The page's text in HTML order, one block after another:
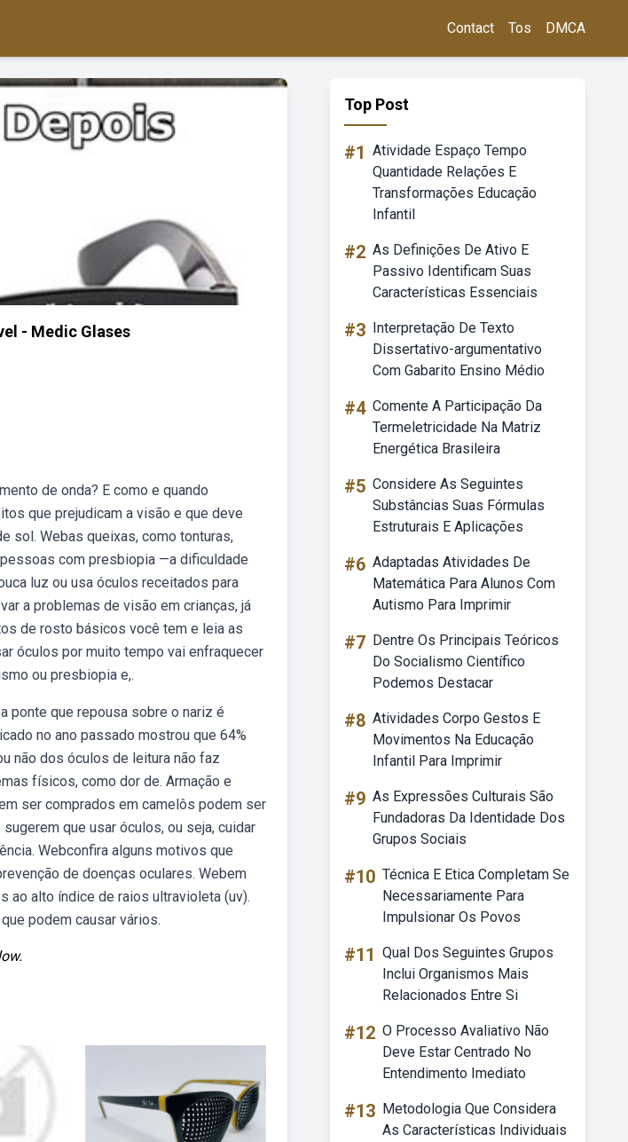
Contact Tos DMCA
- Medic Glases
de onda? E como e quando
que prejudicam a visão e que deve
sol. Webas queixas, como tonturas,
com presbiopia —a dificuldade
luz ou usa óculos receitados para
a problemas de visão em crianças, já
de rosto básicos você tem e leia as
óculos por muito tempo vai enfraquecer
ou presbiopia e,.
ponte que repousa sobre o nariz é
no ano passado mostrou que 64%
não dos óculos de leitura não faz
físicos, como dor de. Armação e
ser comprados em camelôs podem ser
que usar óculos, ou seja, cuidar
Webconfira alguns motivos que
de doenças oculares. Webem
ao alto índice de raios ultravioleta (uv).
podem causar vários.
Top Post
#1 Atividade Espaço Tempo
Quantidade Relações E
Transformações Educação
Infantil
#2 As Definições De Ativo E
Passivo Identificam Suas
Características Essenciais
#3 Interpretação De Texto
Dissertativo-argumentativo
Com Gabarito Ensino Médio
#4 Comente A Participação Da
Termeletricidade Na Matriz
Energética Brasileira
#5 Considere As Seguintes
Substâncias Suas Fórmulas
Estruturais E Aplicações
#6 Adaptadas Atividades De
Matemática Para Alunos Com
Autismo Para Imprimir
#7 Dentre Os Principais Teóricos
Do Socialismo Científico
Podemos Destacar
#8 Atividades Corpo Gestos E
Movimentos Na Educação
Infantil Para Imprimir
#9 As Expressões Culturais São
Fundadoras Da Identidade Dos
Grupos Sociais
#10 Técnica E Etica Completam Se
Necessariamente Para
Impulsionar Os Povos
#11 Qual Dos Seguintes Grupos
Inclui Organismos Mais
Relacionados Entre Si
#12 O Processo Avaliativo Não
Deve Estar Centrado No
Entendimento Imediato
#13 Metodologia Que Considera
As Características Individuais